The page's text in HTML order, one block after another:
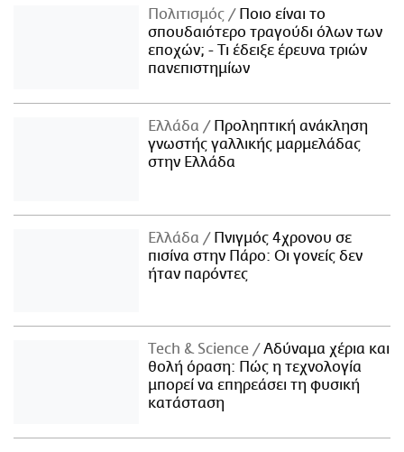
Πολιτισμός
Ποιο είναι το
σπουδαιότερο τραγούδι όλων των
εποχών; - Τι έδειξε έρευνα τριών
πανεπιστημίων
Ελλάδα
Προληπτική ανάκληση
γνωστής γαλλικής μαρμελάδας
στην Ελλάδα
Ελλάδα
Πνιγμός 4χρονου σε
πισίνα στην Πάρο: Οι γονείς δεν
ήταν παρόντες
Τech & Science
Αδύναμα χέρια και
θολή όραση: Πώς η τεχνολογία
μπορεί να επηρεάσει τη φυσική
κατάσταση